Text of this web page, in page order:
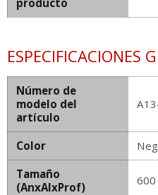
ESPECIFICACIONES
Número de
modelo del
artículo
Color
Tamaño
(AnxAlxProf)
600